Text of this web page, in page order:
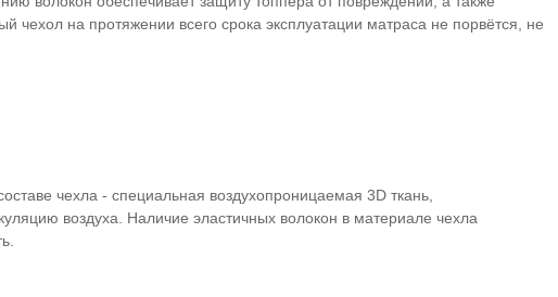
на протяжении всего срока эксплуатации матраса не порвётся, не
чехла - специальная воздухопроницаемая 3D ткань,
воздуха. Наличие эластичных волокон в материале чехла